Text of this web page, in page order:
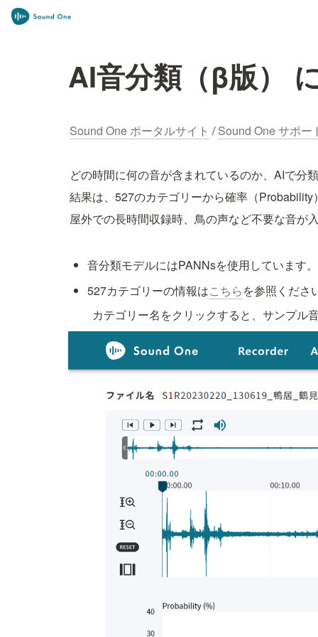
AI音分類（β版）
Sound One ポータルサイト / Sound One サポー
どの時間に何の音が含まれているのか、AIで分
結果は、527のカテゴリーから確率（
屋外での長時間収録時、鳥の声など不要な音が
音分類モデルにはPANNsを使用しています。
527カテゴリーの情報はこちらを参照くださ
カテゴリー名をクリックすると、サンプル